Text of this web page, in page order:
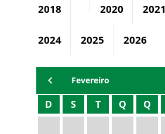
2018
2020 2021
2024 2025 2026
Fevereiro
D S T Q Q